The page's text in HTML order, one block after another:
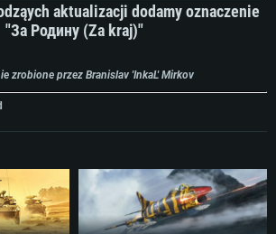
aktualizacji dodamy oznaczenie
"За Родину (Za kraj)"
zrobione przez Branislav 'InkaL' Mirkov